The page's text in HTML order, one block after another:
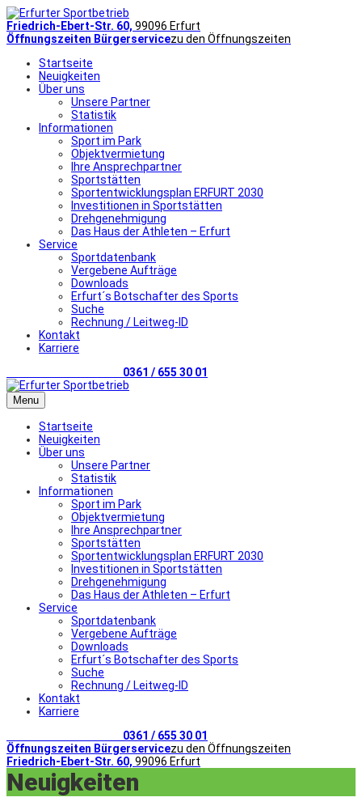
Friedrich-Ebert-Str. 60, 99096 Erfurt
Öffnungszeiten Bürgerservicezu den Öffnungszeiten
Startseite
Neuigkeiten
Über uns
Unsere Partner
Statistik
Informationen
Sport im Park
Objektvermietung
Ihre Ansprechpartner
Sportstätten
Sportentwicklungsplan ERFURT 2030
Investitionen in Sportstätten
Drehgenehmigung
Das Haus der Athleten – Erfurt
Service
Sportdatenbank
Vergebene Aufträge
Downloads
Erfurt´s Botschafter des Sports
Suche
Rechnung / Leitweg-ID
Kontakt
Karriere
0361 / 655 30 01
Menu
Startseite
Neuigkeiten
Über uns
Unsere Partner
Statistik
Informationen
Sport im Park
Objektvermietung
Ihre Ansprechpartner
Sportstätten
Sportentwicklungsplan ERFURT 2030
Investitionen in Sportstätten
Drehgenehmigung
Das Haus der Athleten – Erfurt
Service
Sportdatenbank
Vergebene Aufträge
Downloads
Erfurt´s Botschafter des Sports
Suche
Rechnung / Leitweg-ID
Kontakt
Karriere
0361 / 655 30 01
Öffnungszeiten Bürgerservicezu den Öffnungszeiten
Friedrich-Ebert-Str. 60, 99096 Erfurt
Neuigkeiten